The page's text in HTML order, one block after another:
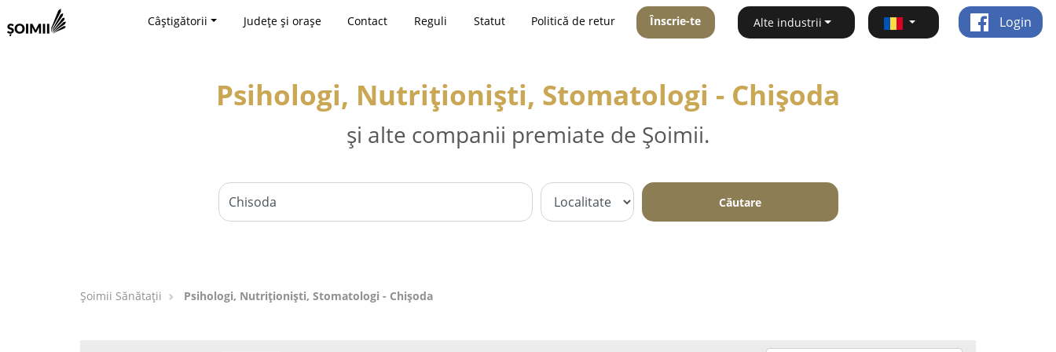
Câștigătorii Județe și orașe Contact Reguli Statut Politică de retur Înscrie-te Alte industrii Login
Psihologi, Nutriționiști, Stomatologi - Chişoda
și alte companii premiate de Șoimii.
Căutare
Şoimii Sănătații Psihologi, Nutriționiști, Stomatologi - Chişoda